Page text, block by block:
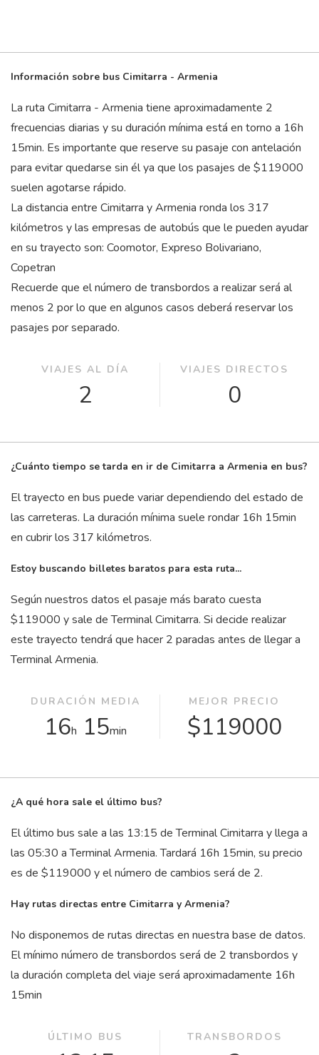
Información sobre bus Cimitarra - Armenia
La ruta Cimitarra - Armenia tiene aproximadamente 2
frecuencias diarias y su duración mínima está en torno a 16h
15min. Es importante que reserve su pasaje con antelación
para evitar quedarse sin él ya que los pasajes de $119000
suelen agotarse rápido.
La distancia entre Cimitarra y Armenia ronda los 317
kilómetros y las empresas de autobús que le pueden ayudar
en su trayecto son: Coomotor, Expreso Bolivariano,
Copetran
Recuerde que el número de transbordos a realizar será al
menos 2 por lo que en algunos casos deberá reservar los
pasajes por separado.
VIAJES AL DÍA
2
VIAJES DIRECTOS
0
¿Cuánto tiempo se tarda en ir de Cimitarra a Armenia en bus?
El trayecto en bus puede variar dependiendo del estado de
las carreteras. La duración mínima suele rondar 16h 15min
en cubrir los 317 kilómetros.
Estoy buscando billetes baratos para esta ruta...
Según nuestros datos el pasaje más barato cuesta
$119000 y sale de Terminal Cimitarra. Si decide realizar
este trayecto tendrá que hacer 2 paradas antes de llegar a
Terminal Armenia.
DURACIÓN MEDIA
16h 15min
MEJOR PRECIO
$119000
¿A qué hora sale el último bus?
El último bus sale a las 13:15 de Terminal Cimitarra y llega a
las 05:30 a Terminal Armenia. Tardará 16h 15min, su precio
es de $119000 y el número de cambios será de 2.
Hay rutas directas entre Cimitarra y Armenia?
No disponemos de rutas directas en nuestra base de datos.
El mínimo número de transbordos será de 2 transbordos y
la duración completa del viaje será aproximadamente 16h
15min
ÚLTIMO BUS TRANSBORDOS